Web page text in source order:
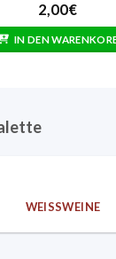
Bewertet
2.33
von
2,00€
IN DEN
WEISSWEINE